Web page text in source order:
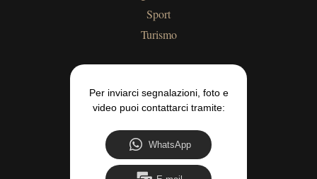
Sport
Turismo
Per inviarci segnalazioni, foto e
video puoi contattarci tramite:
WhatsApp